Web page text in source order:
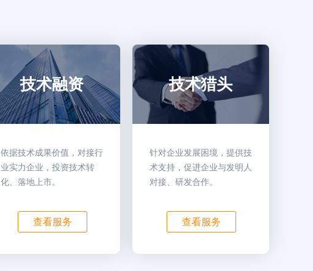
技术融资
依据技术成果价值，对接行
业实力企业，投资技术转
化、落地上市。
查看服务
技术猎头
针对企业发展困境，提供技
术支持，促进企业与发明人
对接、研发合作。
查看服务